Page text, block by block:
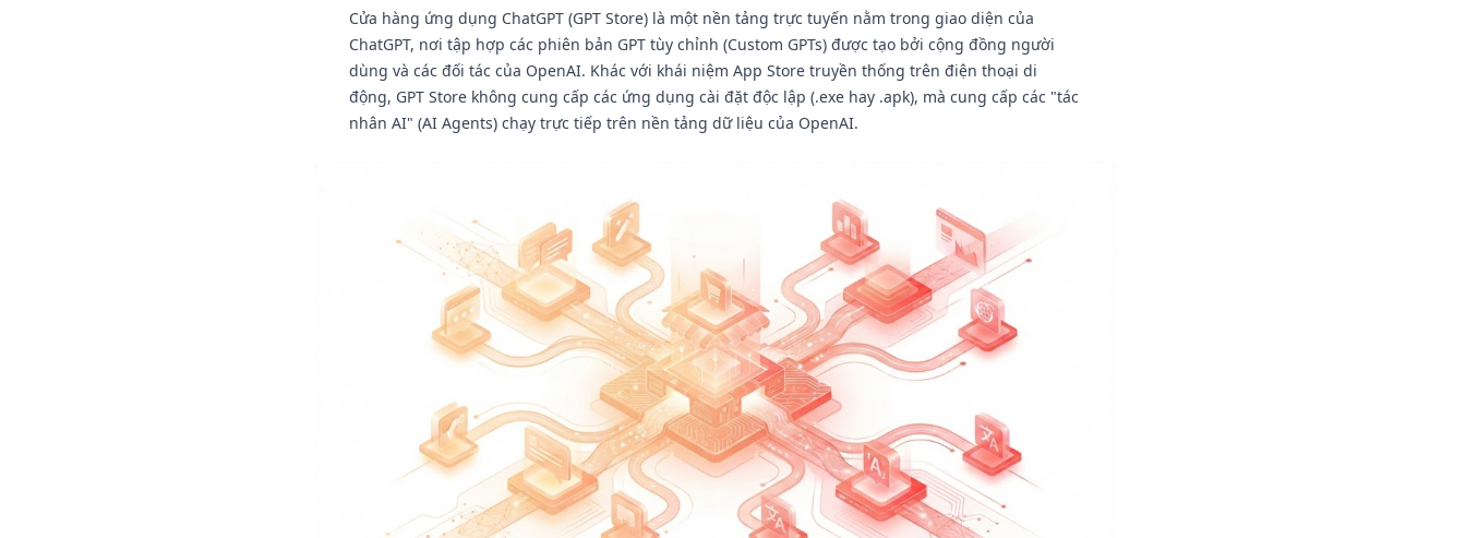
Cửa hàng ứng dụng ChatGPT (GPT Store) là một nền tảng trực tuyến nằm trong giao diện của
ChatGPT, nơi tập hợp các phiên bản GPT tùy chỉnh (Custom GPTs) được tạo bởi cộng đồng người
dùng và các đối tác của OpenAI. Khác với khái niệm App Store truyền thống trên điện thoại di
động, GPT Store không cung cấp các ứng dụng cài đặt độc lập (.exe hay .apk), mà cung cấp các "tác
nhân AI" (AI Agents) chạy trực tiếp trên nền tảng dữ liệu của OpenAI.